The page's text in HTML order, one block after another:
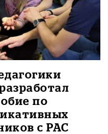
по
с РАС